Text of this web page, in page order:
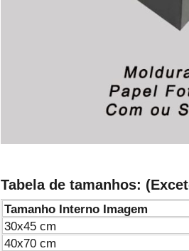
Tabela de tamanhos:
Tamanho Interno Imagem
30x45 cm
40x70 cm